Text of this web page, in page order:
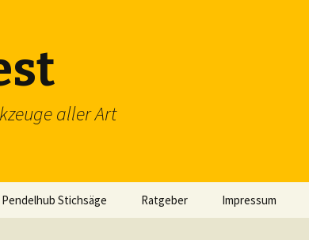
aller Art
Pendelhub Stichsäge Ratgeber Impressum